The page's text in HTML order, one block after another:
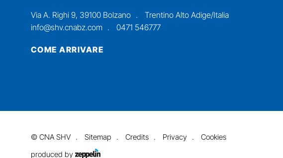
Via A. Righi 9, 39100 Bolzano
Trentino Alto Adige/Italia
info@shv.cnabz.com
0471 546777
COME ARRIVARE
© CNA SHV Sitemap Credits Privacy
Cookies
produced by